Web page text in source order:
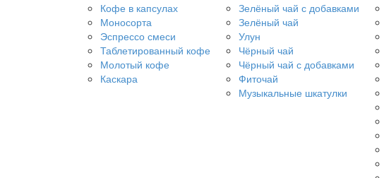
Кофе в капсулах
Моносорта
Эспрессо смеси
Таблетированный кофе
Молотый кофе
Каскара
Зелёный чай с добавками
Зелёный чай
Улун
Чёрный чай
Чёрный чай с добавками
Фиточай
Музыкальные шкатулки